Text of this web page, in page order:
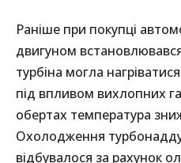
Раніше при покупці
двигуном
турбіна могла
під впливом вихлопних
обертах температура
Охолодження
відбувалося за рахунок